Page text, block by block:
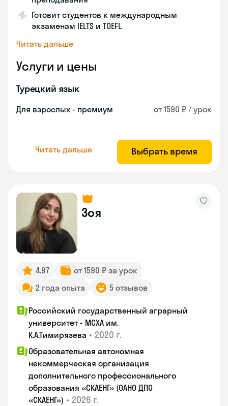
Готовит студентов к международным
экзаменам IELTS и TOEFL
Читать дальше
Услуги и цены
Турецкий язык
Для взрослых - премиум от 1590 ₽ / урок
Читать дальше Выбрать время
Зоя
4.97
от 1590 ₽ за урок
2 года опыта
5 отзывов
Российский государственный аграрный
университет - МСХА им.
К.А.Тимирязева • 2020 г.
Образовательная автономная
некоммерческая организация
дополнительного профессионального
образования «СКАЕНГ» (ОАНО ДПО
«СКАЕНГ») • 2026 г.